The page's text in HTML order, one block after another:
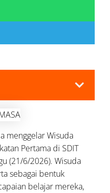
menggelar Wisuda
Pertama di SDIT
(21/6/2026). Wisuda
sebagai bentuk
belajar mereka,